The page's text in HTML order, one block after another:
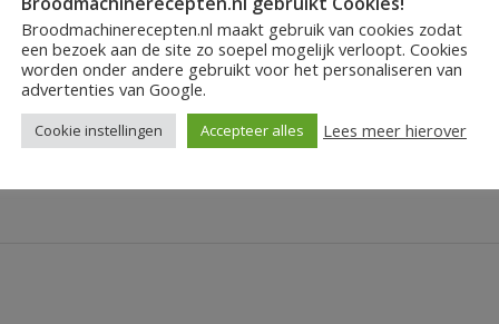
in dit geval een goed mes. Een aantal tips voor het kopen
Broodmachinerecepten.nl maakt gebruik van cookies zodat
een bezoek aan de site zo soepel mogelijk verloopt. Cookies
worden onder andere gebruikt voor het personaliseren van
advertenties van Google.
Cookie instellingen Accepteer alles Lees meer hierover